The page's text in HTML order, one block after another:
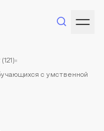
с умственной